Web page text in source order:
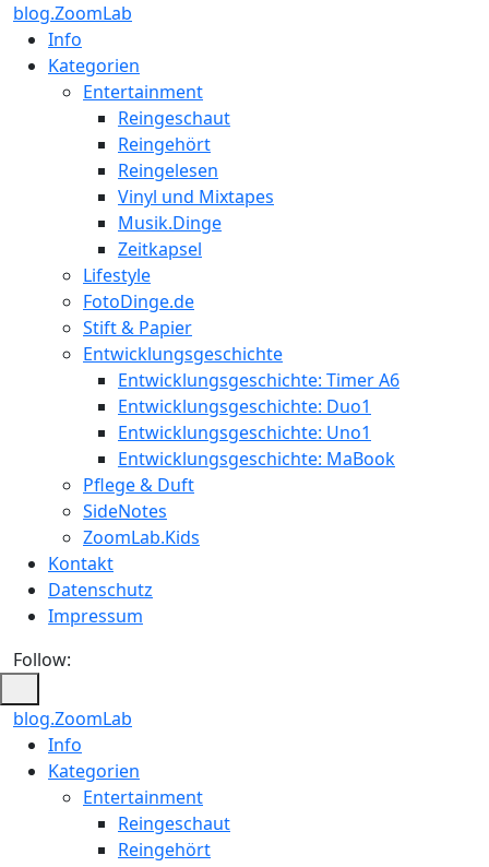
blog.ZoomLab
Info
Kategorien
Entertainment
Reingeschaut
Reingehört
Reingelesen
Vinyl und Mixtapes
Musik.Dinge
Zeitkapsel
Lifestyle
FotoDinge.de
Stift & Papier
Entwicklungsgeschichte
Entwicklungsgeschichte: Timer A6
Entwicklungsgeschichte: Duo1
Entwicklungsgeschichte: Uno1
Entwicklungsgeschichte: MaBook
Pflege & Duft
SideNotes
ZoomLab.Kids
Kontakt
Datenschutz
Impressum
Follow:
blog.ZoomLab
ZoomLab
//
Info
Kategorien
Entertainment
Reingeschaut
Reingehört